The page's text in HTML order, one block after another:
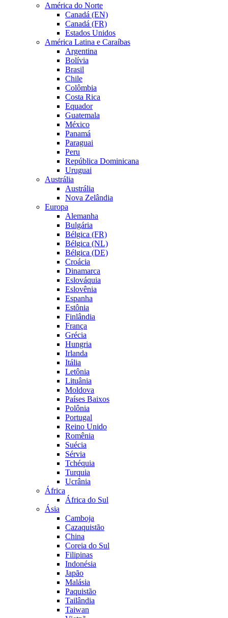
América do Norte
Canadá (EN)
Canadá (FR)
Estados Unidos
América Latina e Caraíbas
Argentina
Bolívia
Brasil
Chile
Colômbia
Costa Rica
Equador
Guatemala
México
Panamá
Paraguai
Peru
República Dominicana
Uruguai
Austrália
Austrália
Nova Zelândia
Europa
Alemanha
Bulgária
Bélgica (FR)
Bélgica (NL)
Bélgica (DE)
Croácia
Dinamarca
Eslováquia
Eslovênia
Espanha
Estônia
Finlândia
França
Grécia
Hungria
Irlanda
Itália
Letônia
Lituânia
Moldova
Países Baixos
Polônia
Portugal
Reino Unido
Romênia
Suécia
Sérvia
Tchéquia
Turquia
Ucrânia
África
África do Sul
Ásia
Camboja
Cazaquistão
China
Coreia do Sul
Filipinas
Indonésia
Japão
Malásia
Paquistão
Tailândia
Taiwan